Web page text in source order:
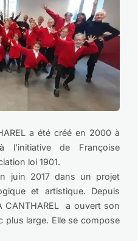
a été créé en 2000 à
l’initiative de Françoise
loi 1901.
juin 2017 dans un projet
et artistique. Depuis
CANTHAREL a ouvert son
plus large. Elle se compose